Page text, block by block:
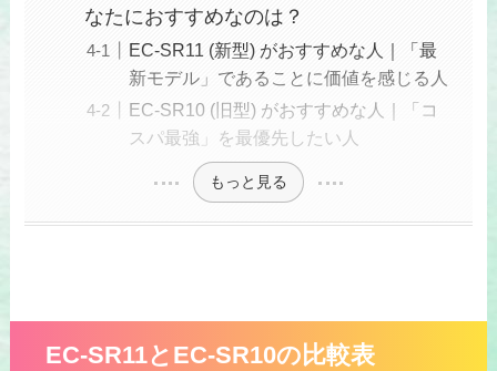
なたにおすすめなのは？
EC-SR11 (新型) がおすすめな人｜「最
新モデル」であることに価値を感じる人
EC-SR10 (旧型) がおすすめな人｜「コ
スパ最強」を最優先したい人
もっと見る
EC-SR11とEC-SR10の比較表